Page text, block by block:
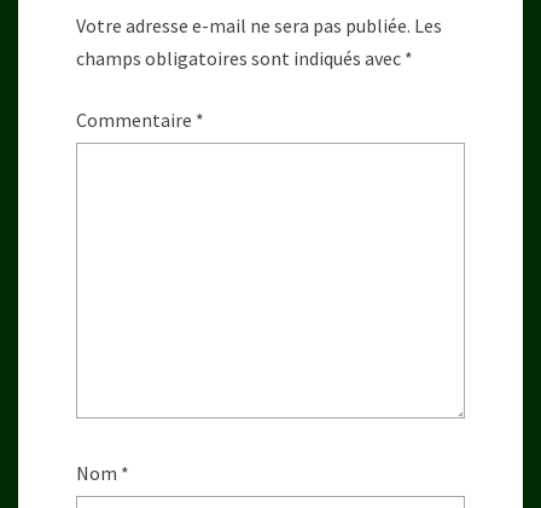
Votre adresse e-mail ne sera pas publiée. Les
champs obligatoires sont indiqués avec *
Commentaire *
Nom *